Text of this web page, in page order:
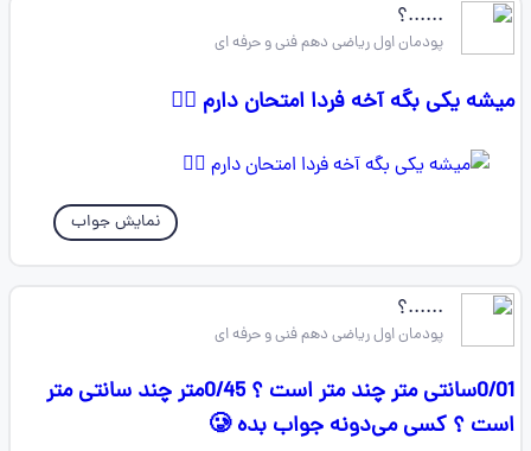
......؟
پودمان اول ریاضی دهم فنی و حرفه ای
میشه یکی بگه آخه فردا امتحان دارم 😮‍💨
نمایش جواب
......؟
پودمان اول ریاضی دهم فنی و حرفه ای
0/01سانتی متر چند متر است ؟ 0/45متر چند سانتی متر
است ؟ کسی می‌دونه جواب بده 🥲